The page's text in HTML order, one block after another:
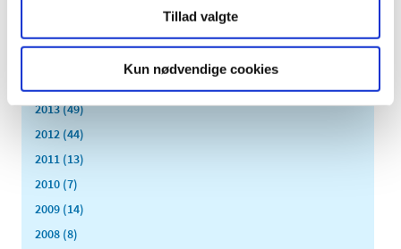
Tillad valgte
Kun nødvendige cookies
2016 (167)
2013 (49)
2012 (44)
2011 (13)
2010 (7)
2009 (14)
2008 (8)